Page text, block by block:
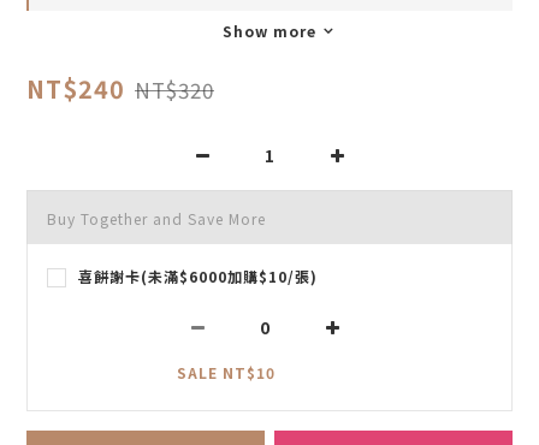
Show more
NT$240 NT$320
Buy Together and Save More
喜餅謝卡(未滿$6000加購$10/張)
SALE NT$10